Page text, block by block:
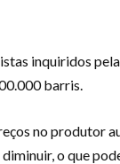
inquiridos
barris.
no produtor
o que